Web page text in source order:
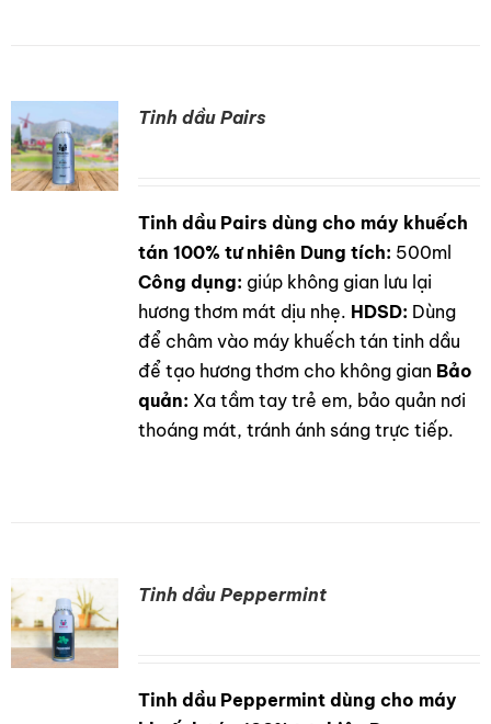
Tinh dầu Pairs
Tinh dầu Pairs dùng cho máy khuếch
tán 100% tư nhiên Dung tích: 500ml
Công dụng: giúp không gian lưu lại
hương thơm mát dịu nhẹ. HDSD: Dùng
để châm vào máy khuếch tán tinh dầu
để tạo hương thơm cho không gian Bảo
quản: Xa tầm tay trẻ em, bảo quản nơi
thoáng mát, tránh ánh sáng trực tiếp.
Tinh dầu Peppermint
Tinh dầu Peppermint dùng cho máy